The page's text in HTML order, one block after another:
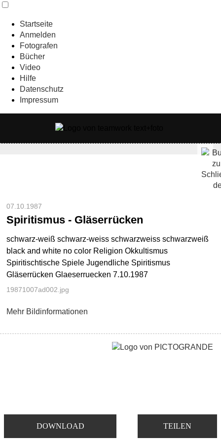
Startseite
Anmelden
Fotografen
Bücher
Video
Hilfe
Datenschutz
Impressum
DOWNLOAD TEILEN
07.10.1987
Spiritismus - Gläserrücken
schwarz-weiß schwarz-weiss schwarzweiss schwarzweiß
black and white no color Religion Okkultismus
Spiritischtische Spiele Jugendliche Spiritismus
Gläserrücken Glaeserruecken 7.10.1987
19871007ad002.jpg
Mehr Bildinformationen